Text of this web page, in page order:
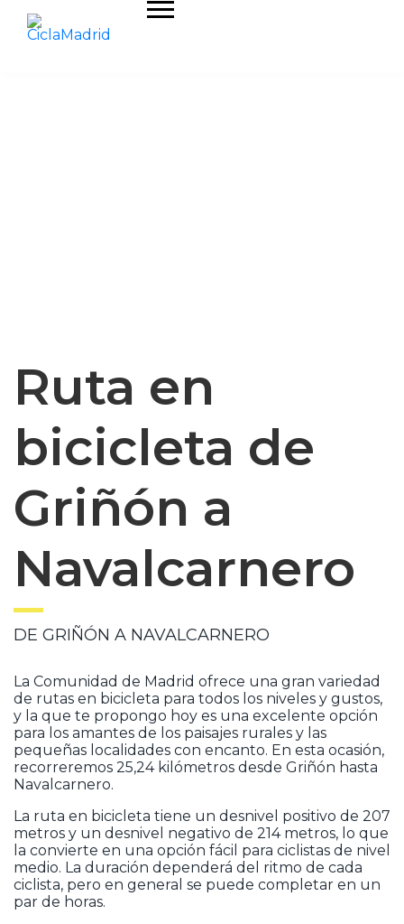
Ruta en
bicicleta de
Griñón a
Navalcarnero
DE GRIÑÓN A NAVALCARNERO
La Comunidad de Madrid ofrece una gran variedad
de rutas en bicicleta para todos los niveles y gustos,
y la que te propongo hoy es una excelente opción
para los amantes de los paisajes rurales y las
pequeñas localidades con encanto. En esta ocasión,
recorreremos 25,24 kilómetros desde Griñón hasta
Navalcarnero.
La ruta en bicicleta tiene un desnivel positivo de 207
metros y un desnivel negativo de 214 metros, lo que
la convierte en una opción fácil para ciclistas de nivel
medio. La duración dependerá del ritmo de cada
ciclista, pero en general se puede completar en un
par de horas.